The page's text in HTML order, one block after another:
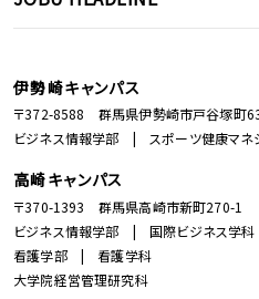
伊勢崎キャンパス
〒372-8588 群馬県伊勢崎市戸谷塚町
ビジネス情報学部 | スポーツ健康マネ
高崎キャンパス
〒370-1393 群馬県高崎市新町270-1
ビジネス情報学部 | 国際ビジネス学科
看護学部 | 看護学科
大学院経営管理研究科